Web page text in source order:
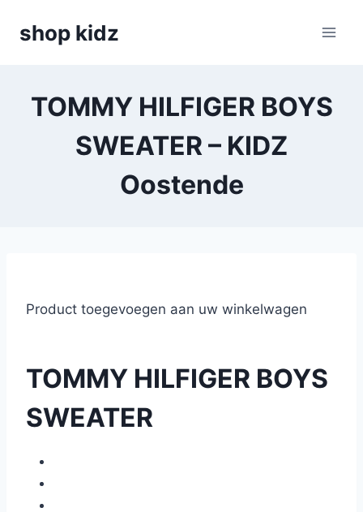
shop kidz
TOMMY HILFIGER BOYS
SWEATER – KIDZ
Oostende
Product toegevoegen aan uw winkelwagen
TOMMY HILFIGER BOYS
SWEATER